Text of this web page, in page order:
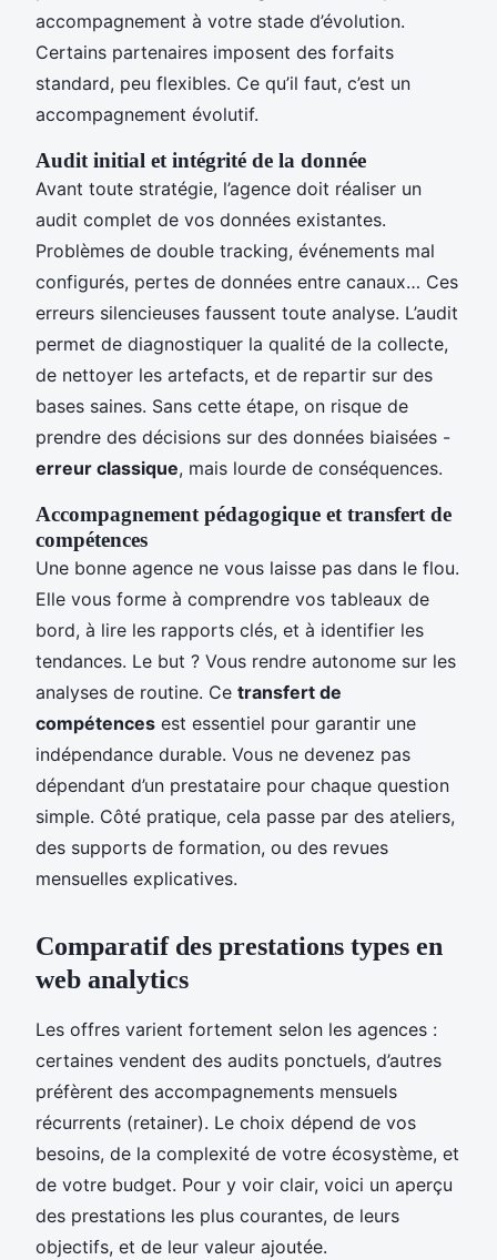
accompagnement à votre stade d’évolution.
Certains partenaires imposent des forfaits
standard, peu flexibles. Ce qu’il faut, c’est un
accompagnement évolutif.
Audit initial et intégrité de la donnée
Avant toute stratégie, l’agence doit réaliser un
audit complet de vos données existantes.
Problèmes de double tracking, événements mal
configurés, pertes de données entre canaux… Ces
erreurs silencieuses faussent toute analyse. L’audit
permet de diagnostiquer la qualité de la collecte,
de nettoyer les artefacts, et de repartir sur des
bases saines. Sans cette étape, on risque de
prendre des décisions sur des données biaisées -
erreur classique, mais lourde de conséquences.
Accompagnement pédagogique et transfert de
compétences
Une bonne agence ne vous laisse pas dans le flou.
Elle vous forme à comprendre vos tableaux de
bord, à lire les rapports clés, et à identifier les
tendances. Le but ? Vous rendre autonome sur les
analyses de routine. Ce transfert de
compétences est essentiel pour garantir une
indépendance durable. Vous ne devenez pas
dépendant d’un prestataire pour chaque question
simple. Côté pratique, cela passe par des ateliers,
des supports de formation, ou des revues
mensuelles explicatives.
Comparatif des prestations types en
web analytics
Les offres varient fortement selon les agences :
certaines vendent des audits ponctuels, d’autres
préfèrent des accompagnements mensuels
récurrents (retainer). Le choix dépend de vos
besoins, de la complexité de votre écosystème, et
de votre budget. Pour y voir clair, voici un aperçu
des prestations les plus courantes, de leurs
objectifs, et de leur valeur ajoutée.